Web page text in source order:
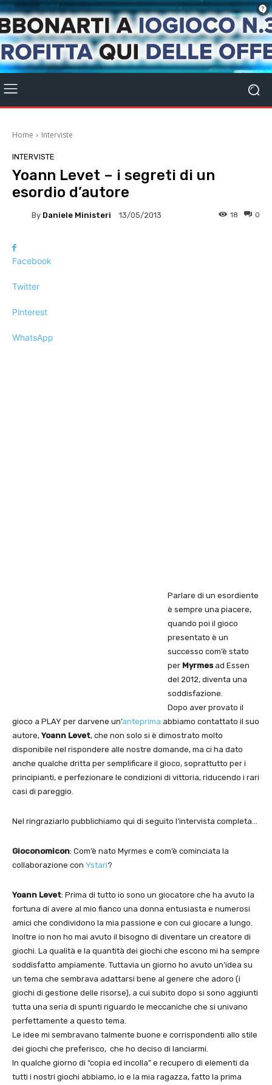
Home Interviste
INTERVISTE
Yoann Levet – i segreti di un
esordio d’autore
By Daniele Ministeri 13/05/2013 0
18
Facebook
Twitter
Pinterest
WhatsApp
Parlare di un esordiente
è sempre una piacere,
quando poi il gioco
presentato è un
successo com’è stato
per Myrmesad Essen
del 2012, diventa una
soddisfazione.
Dopo aver provato il
gioco a PLAY per darvene un’anteprima abbiamo contattato il suo
autore, Yoann Levet, che non solo si è dimostrato molto
disponibile nel rispondere alle nostre domande, ma ci ha dato
anche qualche dritta per semplificare il gioco, soprattutto per i
principianti, e perfezionare le condizioni di vittoria, riducendo i rari
casi di pareggio.
Nel ringraziarlo pubblichiamo qui di seguito l’intervista completa…
Gioconomicon: Com’è nato Myrmes e com’è cominciata la
collaborazione con Ystari?
Yoann Levet: Prima di tutto io sono un giocatore che ha avuto la
fortuna di avere al mio fianco una donna entusiasta e numerosi
amici che condividono la mia passione e con cui giocare a lungo.
Inoltre io non ho mai avuto il bisogno di diventare un creatore di
giochi. La qualità e la quantità dei giochi che escono mi ha sempre
soddisfatto ampiamente. Tuttavia un giorno ho avuto un’idea su
un tema che sembrava adattarsi bene al genere che adoro (i
giochi di gestione delle risorse), a cui subito dopo si sono aggiunti
tutta una seria di spunti riguardo le meccaniche che si univano
perfettamente a questo tema.
Le idee mi sembravano talmente buone e corrispondenti allo stile
dei giochi che preferisco, che ho deciso di lanciarmi.
In qualche giorno di “copia ed incolla” e recupero di elementi da
tutti i nostri giochi abbiamo, io e la mia ragazza, fatto la prima